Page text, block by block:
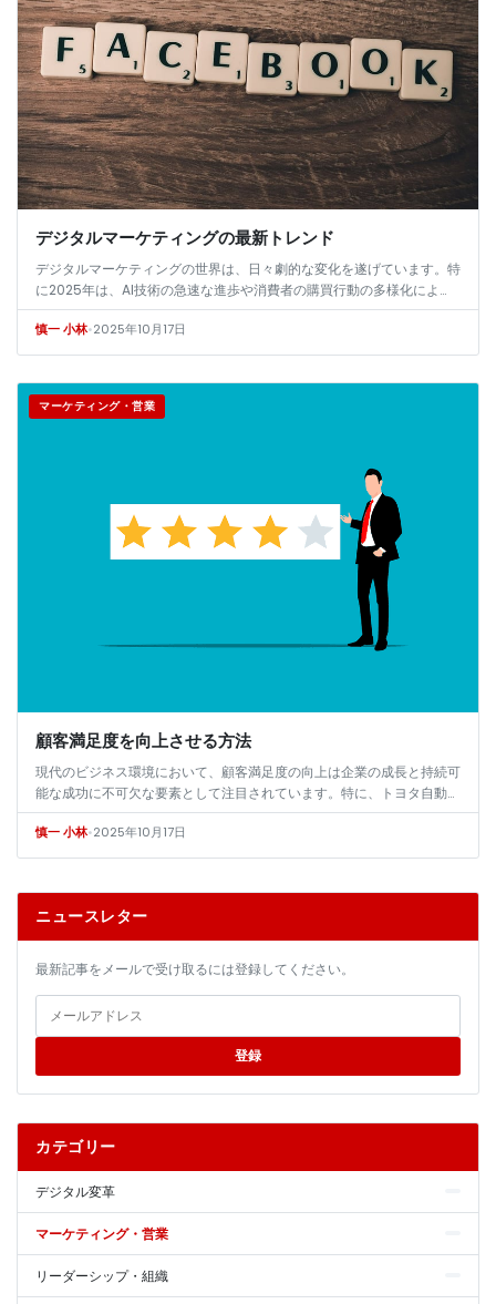
デジタルマーケティングの最新トレンド
デジタルマーケティングの世界は、日々劇的な変化を遂げています。特
に2025年は、AI技術の急速な進歩や消費者の購買行動の多様化によ
り、マーケティング戦略の刷新が求められる年となりました。デジタル
ネイテ…
慎一 小林•2025年10月17日
マーケティング・営業
顧客満足度を向上させる方法
現代のビジネス環境において、顧客満足度の向上は企業の成長と持続可
能な成功に不可欠な要素として注目されています。特に、トヨタ自動車
やパナソニック、資生堂、無印良品、ユニクロ、ソニー、楽天、星野リ
ゾート、…
慎一 小林•2025年10月17日
ニュースレター
最新記事をメールで受け取るには登録してください。
登録
カテゴリー
デジタル変革
マーケティング・営業
リーダーシップ・組織